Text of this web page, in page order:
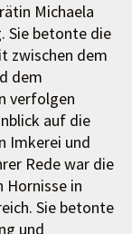
Michaela
Sie betonte die
zwischen dem
dem
verfolgen
auf die
Imkerei und
Rede war die
Hornisse in
Sie betonte
und